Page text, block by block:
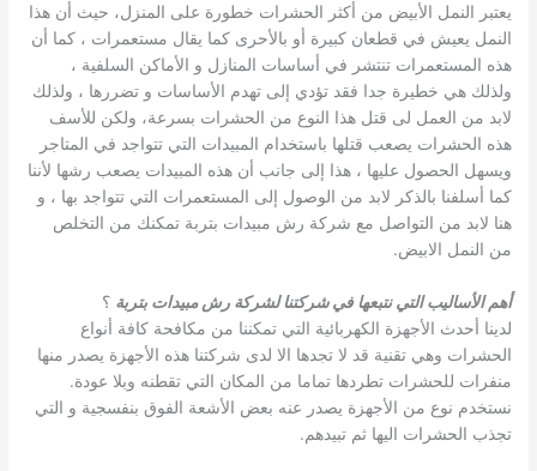
يعتبر النمل الأبيض من أكثر الحشرات خطورة على المنزل، حيث أن هذا
النمل يعيش في قطعان كبيرة أو بالأحرى كما يقال مستعمرات ، كما أن
هذه المستعمرات تنتشر في أساسات المنازل و الأماكن السلفية ،
ولذلك هي خطيرة جدا فقد تؤدي إلى تهدم الأساسات و تضررها ، ولذلك
لابد من العمل لى قتل هذا النوع من الحشرات بسرعة، ولكن للأسف
هذه الحشرات يصعب قتلها باستخدام المبيدات التي تتواجد في المتاجر
ويسهل الحصول عليها ، هذا إلى جانب أن هذه المبيدات يصعب رشها لأننا
كما أسلفنا بالذكر لابد من الوصول إلى المستعمرات التي تتواجد بها ، و
هنا لابد من التواصل مع شركة رش مبيدات بتربة تمكنك من التخلص
من النمل الابيض.
أهم الأساليب التي نتبعها في شركتنا لشركة رش مبيدات بتربة ؟
لدينا أحدث الأجهزة الكهربائية التي تمكننا من مكافحة كافة أنواع
الحشرات وهي تقنية قد لا تجدها الا لدى شركتنا هذه الأجهزة يصدر منها
منفرات للحشرات تطردها تماما من المكان التي تقطنه وبلا عودة.
نستخدم نوع من الأجهزة يصدر عنه بعض الأشعة الفوق بنفسجية و التي
تجذب الحشرات اليها ثم تبيدهم.